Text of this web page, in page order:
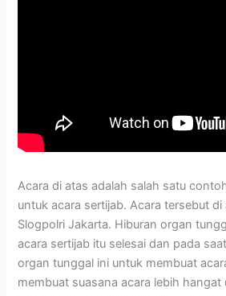
Acara di atas adalah salah satu
untuk acara sertijab. Acara tersebut
Slogpolri Jakarta. Hiburan organ
acara sertijab itu selesai dan pada
organ tunggal ini untuk membuat
membuat suasana acara lebih